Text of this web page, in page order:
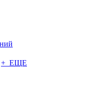
+ ЕЩЕ